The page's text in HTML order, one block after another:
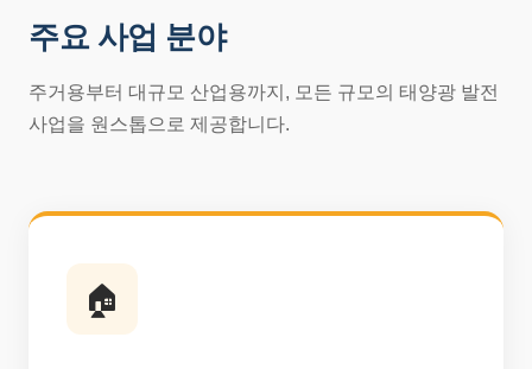
주요 사업 분야
주거용부터 대규모 산업용까지, 모든 규모의 태양광 발전
사업을 원스톱으로 제공합니다.
🏠